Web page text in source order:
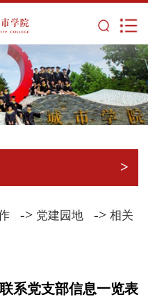
>
-> 党建园地 -> 相关
系党支部信息一览表